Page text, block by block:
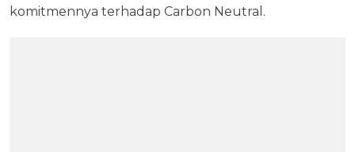
komitmennya terhadap Carbon Neutral.